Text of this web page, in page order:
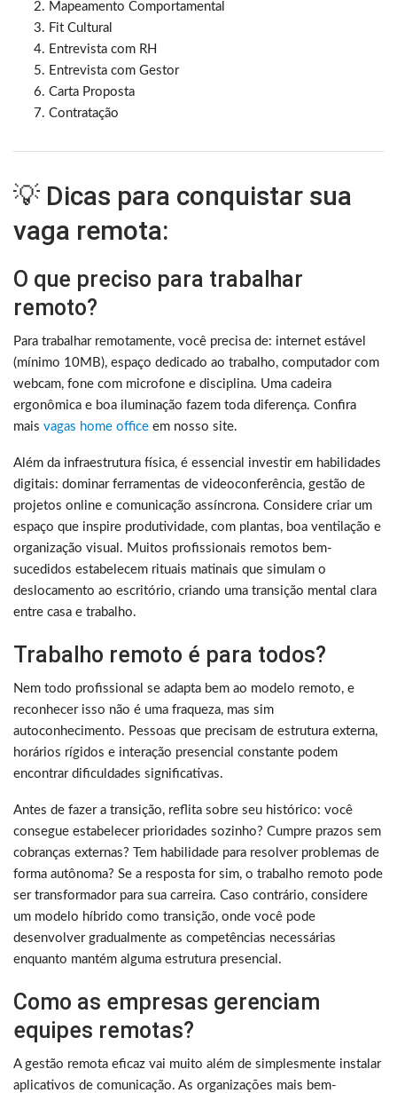
Mapeamento Comportamental
Fit Cultural
Entrevista com RH
Entrevista com Gestor
Carta Proposta
Contratação
💡 Dicas para conquistar sua
vaga remota:
O que preciso para trabalhar
remoto?
Para trabalhar remotamente, você precisa de: internet estável
(mínimo 10MB), espaço dedicado ao trabalho, computador com
webcam, fone com microfone e disciplina. Uma cadeira
ergonômica e boa iluminação fazem toda diferença. Confira
mais vagas home office em nosso site.
Além da infraestrutura física, é essencial investir em habilidades
digitais: dominar ferramentas de videoconferência, gestão de
projetos online e comunicação assíncrona. Considere criar um
espaço que inspire produtividade, com plantas, boa ventilação e
organização visual. Muitos profissionais remotos bem-
sucedidos estabelecem rituais matinais que simulam o
deslocamento ao escritório, criando uma transição mental clara
entre casa e trabalho.
Trabalho remoto é para todos?
Nem todo profissional se adapta bem ao modelo remoto, e
reconhecer isso não é uma fraqueza, mas sim
autoconhecimento. Pessoas que precisam de estrutura externa,
horários rígidos e interação presencial constante podem
encontrar dificuldades significativas.
Antes de fazer a transição, reflita sobre seu histórico: você
consegue estabelecer prioridades sozinho? Cumpre prazos sem
cobranças externas? Tem habilidade para resolver problemas de
forma autônoma? Se a resposta for sim, o trabalho remoto pode
ser transformador para sua carreira. Caso contrário, considere
um modelo híbrido como transição, onde você pode
desenvolver gradualmente as competências necessárias
enquanto mantém alguma estrutura presencial.
Como as empresas gerenciam
equipes remotas?
A gestão remota eficaz vai muito além de simplesmente instalar
aplicativos de comunicação. As organizações mais bem-